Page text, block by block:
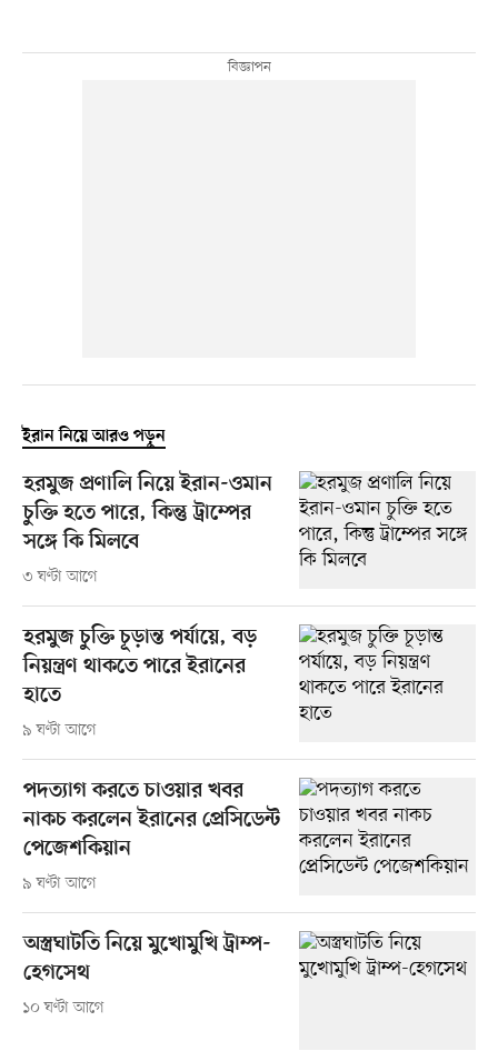
ইরান নিয়ে আরও পড়ুন
হরমুজ প্রণালি নিয়ে ইরান-ওমান
চুক্তি হতে পারে, কিন্তু ট্রাম্পের
সঙ্গে কি মিলবে
৩ ঘণ্টা আগে
হরমুজ চুক্তি চূড়ান্ত পর্যায়ে, বড়
নিয়ন্ত্রণ থাকতে পারে ইরানের
হাতে
৯ ঘণ্টা আগে
পদত্যাগ করতে চাওয়ার খবর
নাকচ করলেন ইরানের প্রেসিডেন্ট
পেজেশকিয়ান
৯ ঘণ্টা আগে
অস্ত্রঘাটতি নিয়ে মুখোমুখি ট্রাম্প-
হেগসেথ
১০ ঘণ্টা আগে